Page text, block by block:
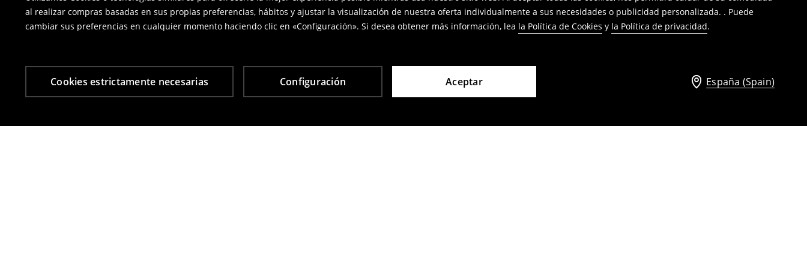
al realizar compras basadas en sus propias preferencias, hábitos y ajustar la visualización de nuestra oferta individualmente a sus necesidades o publicidad personalizada. . Puede
cambiar sus preferencias en cualquier momento haciendo clic en «Configuración». Si desea obtener más información, lea la Política de Cookies y la Política de privacidad.
Cookies estrictamente necesarias Configuración Aceptar España (Spain)